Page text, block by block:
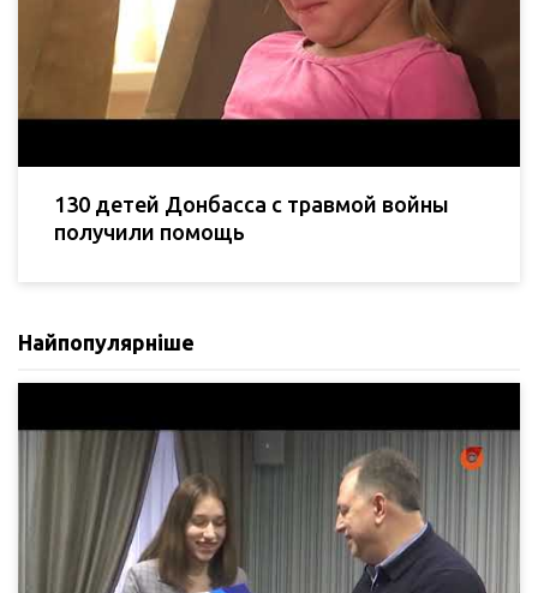
130 детей Донбасса с травмой войны
получили помощь
Найпопулярніше